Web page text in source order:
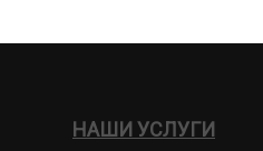
НАШИ УСЛУГИ